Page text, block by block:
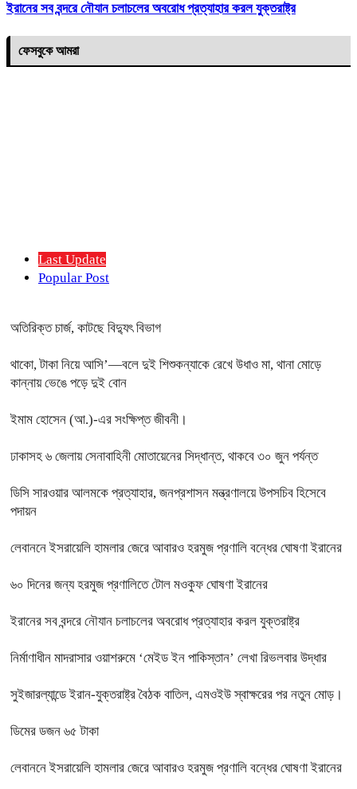
ইরানের সব বন্দরে নৌযান চলাচলের অবরোধ প্রত্যাহার করল যুক্তরাষ্ট্র
ফেসবুকে আমরা
Last Update
Popular Post
অতিরিক্ত চার্জ, কাটছে বিদ্যুৎ বিভাগ
থাকো, টাকা নিয়ে আসি’—বলে দুই শিশুকন্যাকে রেখে উধাও মা, থানা মোড়ে
কান্নায় ভেঙে পড়ে দুই বোন
ইমাম হোসেন (আ.)-এর সংক্ষিপ্ত জীবনী।
ঢাকাসহ ৬ জেলায় সেনাবাহিনী মোতায়েনের সিদ্ধান্ত, থাকবে ৩০ জুন পর্যন্ত
ডিসি সারওয়ার আলমকে প্রত্যাহার, জনপ্রশাসন মন্ত্রণালয়ে উপসচিব হিসেবে
পদায়ন
লেবাননে ইসরায়েলি হামলার জেরে আবারও হরমুজ প্রণালি বন্ধের ঘোষণা ইরানের
৬০ দিনের জন্য হরমুজ প্রণালিতে টোল মওকুফ ঘোষণা ইরানের
ইরানের সব বন্দরে নৌযান চলাচলের অবরোধ প্রত্যাহার করল যুক্তরাষ্ট্র
নির্মাণাধীন মাদরাসার ওয়াশরুমে ‘মেইড ইন পাকিস্তান’ লেখা রিভলবার উদ্ধার
সুইজারল্যান্ডে ইরান-যুক্তরাষ্ট্র বৈঠক বাতিল, এমওইউ স্বাক্ষরের পর নতুন মোড়।
ডিমের ডজন ৬৫ টাকা
লেবাননে ইসরায়েলি হামলার জেরে আবারও হরমুজ প্রণালি বন্ধের ঘোষণা ইরানের